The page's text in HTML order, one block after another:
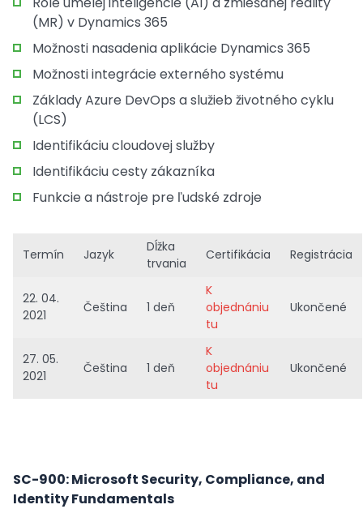
(MR) v Dynamics 365
Možnosti nasadenia aplikácie Dynamics 365
Možnosti integrácie externého systému
Základy Azure DevOps a služieb životného cyklu
(LCS)
Identifikáciu cloudovej služby
Identifikáciu cesty zákazníka
Funkcie a nástroje pre ľudské zdroje
Termín Jazyk
Dĺžka
trvania
Certifikácia Registrácia
22. 04.
2021
Čeština 1 deň
K
objednániu
tu
Ukončené
27. 05.
2021
Čeština 1 deň
K
objednániu
tu
Ukončené
SC-900: Microsoft Security, Compliance, and
Identity Fundamentals